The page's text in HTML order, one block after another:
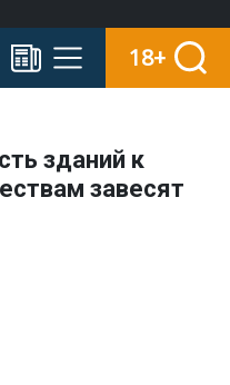
18+
зданий к
завесят